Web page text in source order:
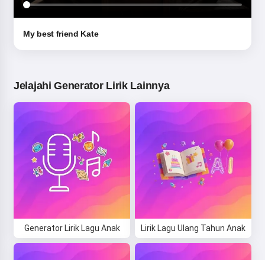
My best friend Kate
Jelajahi Generator Lirik Lainnya
Generator Lirik Lagu Anak Lirik Lagu Ulang Tahun Anak